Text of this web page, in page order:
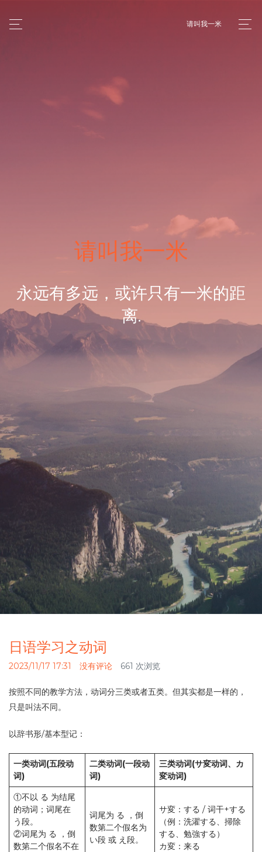
请叫我一米
请叫我一米
永远有多远，或许只有一米的距
离.
日语学习之动词
2023/11/17 17:31 没有评论 661 次浏览
按照不同的教学方法，动词分三类或者五类。但其实都是一样的，
只是叫法不同。
以辞书形/基本型记：
一类动词(五段动
词)
二类动词(一段动
词)
三类动词(サ変动词、カ
変动词)
①不以 る 为结尾
的动词；词尾在
う段。
②词尾为 る ，倒
数第二个假名不在
词尾为 る ，倒
数第二个假名为
い段 或 え段。
サ変：する / 词干+する
（例：洗濯する、掃除
する、勉強する）
カ変：来る